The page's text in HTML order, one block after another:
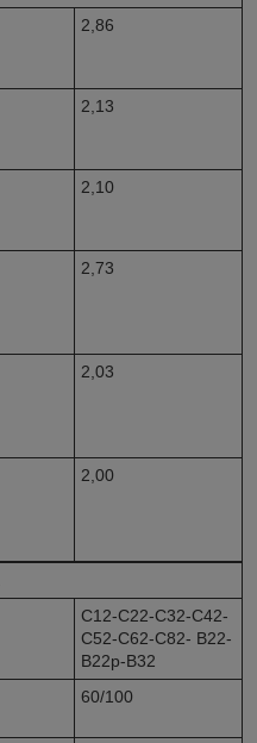
2,86
2,13
2,10
2,73
2,03
2,00
C12-C22-C32-C42-
C52-C62-C82- B22-
B22p-B32
60/100